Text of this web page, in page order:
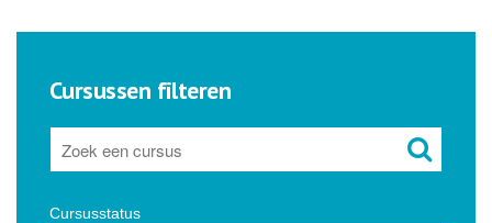
Cursussen filteren
Cursusstatus